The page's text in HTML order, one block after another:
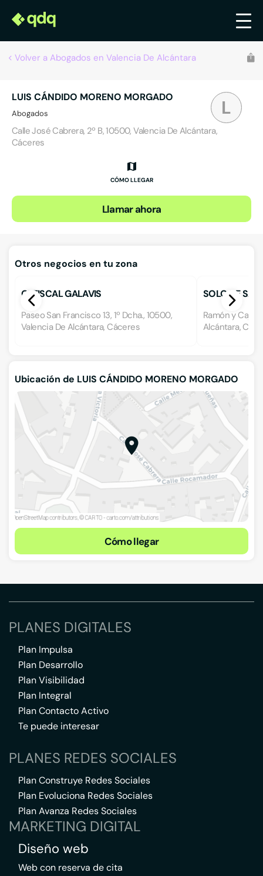
Volver a Abogados en Valencia De Alcántara
L
LUIS CÁNDIDO MORENO MORGADO
Abogados
Calle José Cabrera, 2º B, 10500, Valencia De Alcántara,
Cáceres
CÓMO LLEGAR
Llamar ahora
Otros negocios en tu zona
GEFISCAL GALAVIS
Paseo San Francisco 13, 1º Dcha., 10500,
Valencia De Alcántara, Cáceres
SOLO DE
Ramón y Cajal
Alcántara,
Ubicación de LUIS CÁNDIDO MORENO MORGADO
Cómo llegar
PLANES DIGITALES
Plan Impulsa
Plan Desarrollo
Plan Visibilidad
Plan Integral
Plan Contacto Activo
Te puede interesar
PLANES REDES SOCIALES
Plan Construye Redes Sociales
Plan Evoluciona Redes Sociales
Plan Avanza Redes Sociales
MARKETING DIGITAL
Diseño web
Web con reserva de cita